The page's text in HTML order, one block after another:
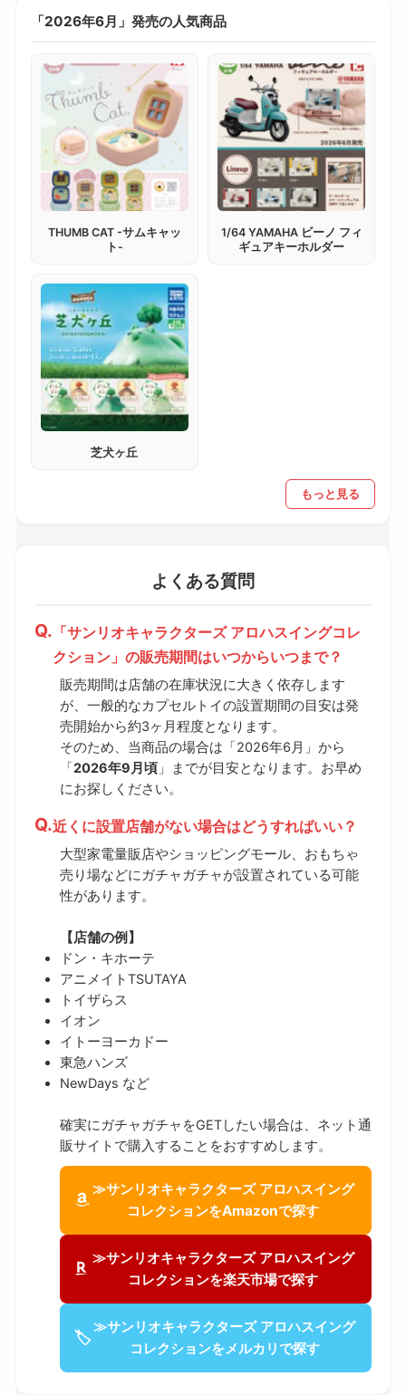
「2026年6月」発売の人気商品
THUMB CAT -サムキャッ
ト-
1/64 YAMAHA ビーノ フィ
ギュアキーホルダー
芝犬ヶ丘
もっと見る
よくある質問
「サンリオキャラクターズ アロハスイングコレ
クション」の販売期間はいつからいつまで？
販売期間は店舗の在庫状況に大きく依存します
が、一般的なカプセルトイの設置期間の目安は発
売開始から約3ヶ月程度となります。
そのため、当商品の場合は「2026年6月」から
「2026年9月頃」までが目安となります。お早め
にお探しください。
近くに設置店舗がない場合はどうすればいい？
大型家電量販店やショッピングモール、おもちゃ
売り場などにガチャガチャが設置されている可能
性があります。
【店舗の例】
ドン・キホーテ
アニメイトTSUTAYA
トイザらス
イオン
イトーヨーカドー
東急ハンズ
NewDays など
確実にガチャガチャをGETしたい場合は、ネット通
販サイトで購入することをおすすめします。
≫サンリオキャラクターズ アロハスイング
コレクションをAmazonで探す
≫サンリオキャラクターズ アロハスイング
コレクションを楽天市場で探す
🏷
≫サンリオキャラクターズ アロハスイング
コレクションをメルカリで探す